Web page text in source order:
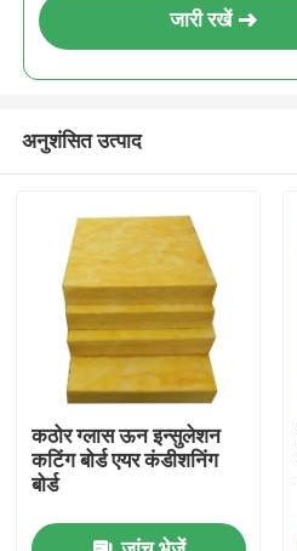
घर
उत्पादों
जारी रखें
अनुशंसित उत्पाद
कठोर ग्लास ऊन इन्सुलेशन
कटिंग बोर्ड एयर कंडीशनिंग
बोर्ड